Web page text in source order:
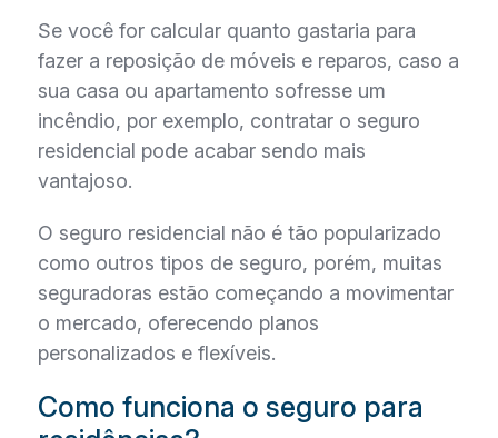
Se você for calcular quanto gastaria para
fazer a reposição de móveis e reparos, caso a
sua casa ou apartamento sofresse um
incêndio, por exemplo, contratar o seguro
residencial pode acabar sendo mais
vantajoso.
O seguro residencial não é tão popularizado
como outros tipos de seguro, porém, muitas
seguradoras estão começando a movimentar
o mercado, oferecendo planos
personalizados e flexíveis.
Como funciona o seguro para